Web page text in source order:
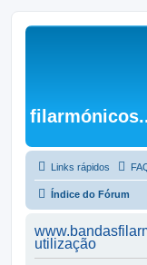
Links rápidos
Índice do Fórum
utilização